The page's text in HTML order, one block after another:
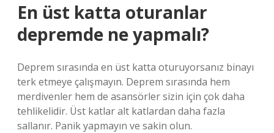
En üst katta oturanlar
depremde ne yapmalı?
Deprem sırasında en üst katta oturuyorsanız binayı
terk etmeye çalışmayın. Deprem sırasında hem
merdivenler hem de asansörler sizin için çok daha
tehlikelidir. Üst katlar alt katlardan daha fazla
sallanır. Panik yapmayın ve sakin olun.